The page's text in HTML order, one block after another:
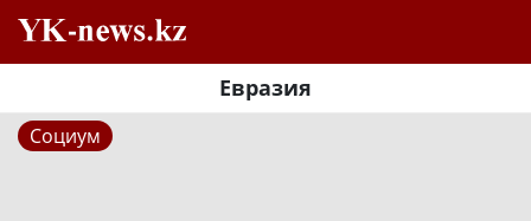
Евразия
Социум